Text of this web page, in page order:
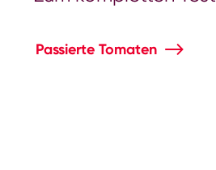
Passierte Tomaten